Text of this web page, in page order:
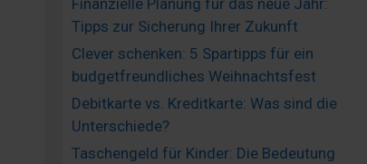
Finanzielle Planung für das neue Jahr:
Tipps zur Sicherung Ihrer Zukunft
Clever schenken: 5 Spartipps für ein
budgetfreundliches Weihnachtsfest
Debitkarte vs. Kreditkarte: Was sind die
Unterschiede?
Taschengeld für Kinder: Die Bedeutung